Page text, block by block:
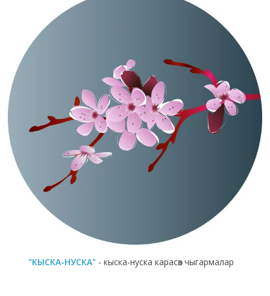
"КЫСКА-НУСКА" - кыска-нуска карасөз чыгармалар